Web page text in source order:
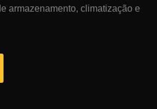
armazenamento, climatização e